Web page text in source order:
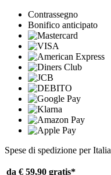
Contrassegno
Bonifico anticipato
Spese di spedizione per Italia
da € 59,90 gratis*